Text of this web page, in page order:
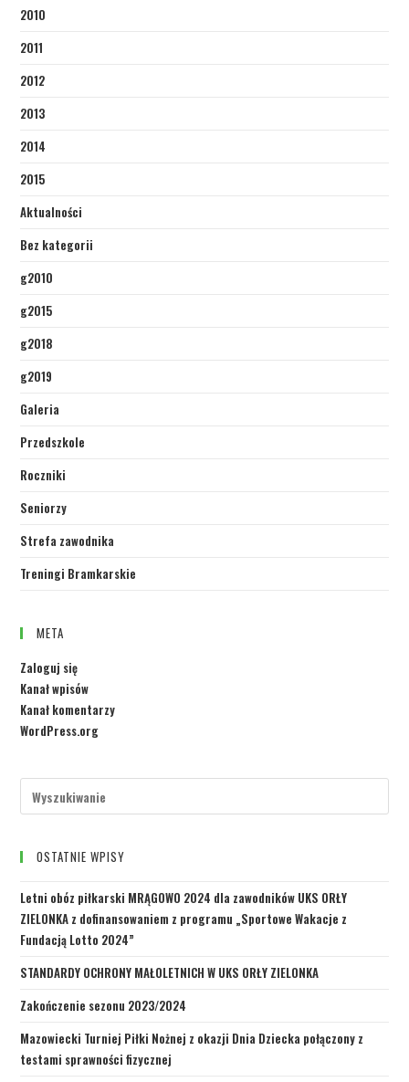
2010
2011
2012
2013
2014
2015
Aktualności
Bez kategorii
g2010
g2015
g2018
g2019
Galeria
Przedszkole
Roczniki
Seniorzy
Strefa zawodnika
Treningi Bramkarskie
META
Zaloguj się
Kanał wpisów
Kanał komentarzy
WordPress.org
OSTATNIE WPISY
Letni obóz piłkarski MRĄGOWO 2024 dla zawodników UKS ORŁY
ZIELONKA z dofinansowaniem z programu „Sportowe Wakacje z
Fundacją Lotto 2024”
STANDARDY OCHRONY MAŁOLETNICH W UKS ORŁY ZIELONKA
Zakończenie sezonu 2023/2024
Mazowiecki Turniej Piłki Nożnej z okazji Dnia Dziecka połączony z
testami sprawności fizycznej